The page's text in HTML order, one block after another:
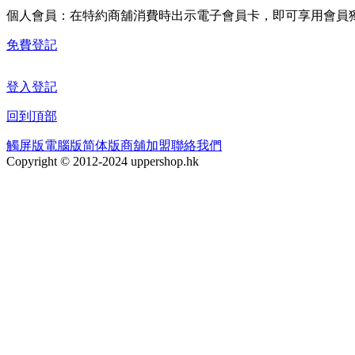
個人會員：在特約商舖消費時出示電子會員卡，即可享用會員
免費登記
登入登記
回到頂部
觸屏版電腦版简体版商舖加盟聯絡我們
Copyright © 2012-2024 uppershop.hk